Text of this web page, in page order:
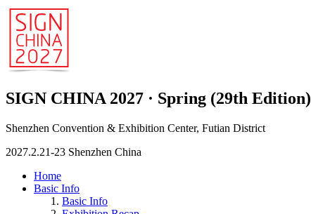
SIGN CHINA 2027 · Spring (29th Edition)
Shenzhen Convention & Exhibition Center, Futian District
2027.2.21-23 Shenzhen China
Home
Basic Info
Basic Info